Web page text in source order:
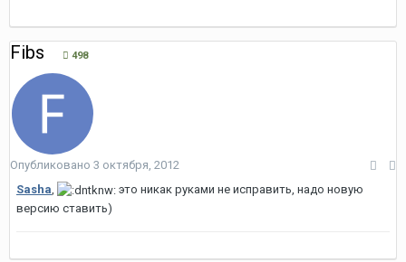
Fibs 498
Опубликовано 3 октября, 2012
Sasha,
это никак руками не исправить, надо новую
версию ставить)